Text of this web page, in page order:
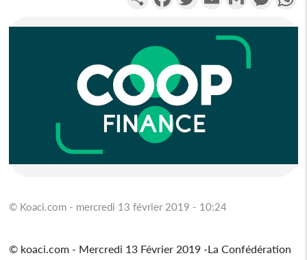
© Koaci.com - mercredi 13 février 2019 - 10:24
© koaci.com - Mercredi 13 Février 2019 -La Confédération